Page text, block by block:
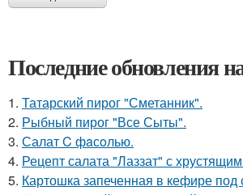
Последние обновления
1. Татарский пирог "Сметанник".
2. Рыбный пирог "Все Сыты".
3. Салат C фaсoлью.
4. Рецепт салата "Лаззат" с
5. Картошка запеченная в кефире